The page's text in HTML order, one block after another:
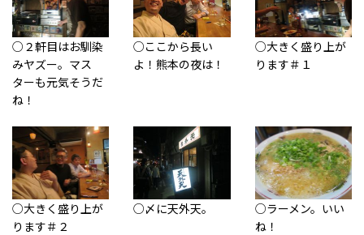
○２軒目はお馴染
みヤズー。マス
ターも元気そうだ
ね！
○ここから長い
よ！熊本の夜は！
○大きく盛り上が
ります＃１
○大きく盛り上が
ります＃２
○〆に天外天。
○ラーメン。いい
ね！